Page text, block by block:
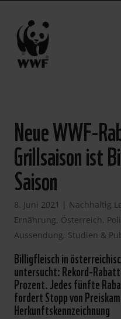
Neue WWF-
Grillsaison ist
Saison
8. Juni 2021 | Nachhaltig
Ernährung, Österreich,
Aussendung, Studien &
Billigfleisch in
untersucht: Rekord-
Prozent. Jedes fünfte
fordert Stopp von
Herkunftskennzeichnung